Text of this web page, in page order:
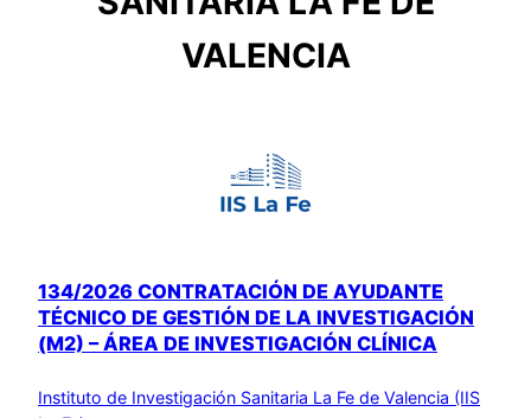
VALENCIA
134/2026 CONTRATACIÓN DE AYUDANTE
TÉCNICO DE GESTIÓN DE LA INVESTIGACIÓN
(M2) – ÁREA DE INVESTIGACIÓN CLÍNICA
Instituto de Investigación Sanitaria La Fe de Valencia (IIS